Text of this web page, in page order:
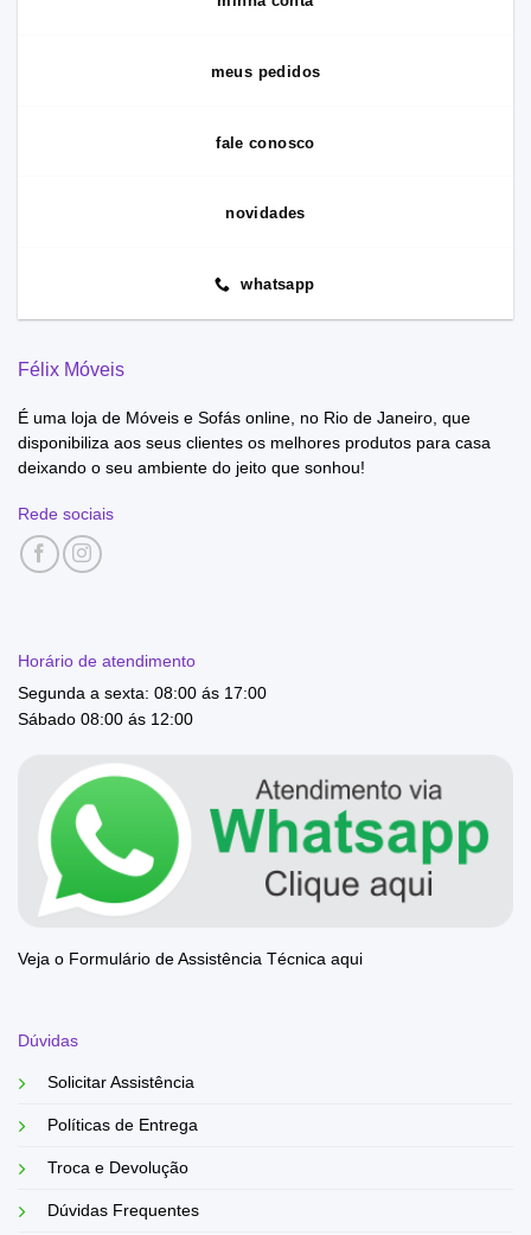
meus pedidos
fale conosco
novidades
whatsapp
Félix Móveis
É uma loja de Móveis e Sofás online, no Rio de Janeiro, que
disponibiliza aos seus clientes os melhores produtos para casa
deixando o seu ambiente do jeito que sonhou!
Rede sociais
Horário de atendimento
Segunda a sexta: 08:00 ás 17:00
Sábado 08:00 ás 12:00
Veja o Formulário de Assistência Técnica aqui
Dúvidas
Solicitar Assistência
Políticas de Entrega
Troca e Devolução
Dúvidas Frequentes